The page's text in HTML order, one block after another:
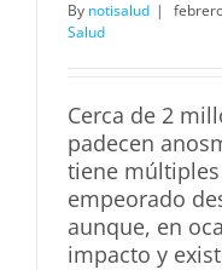
By notisalud |
Salud
Cerca de 2
padecen
tiene
empeorado
aunque, en
impacto y